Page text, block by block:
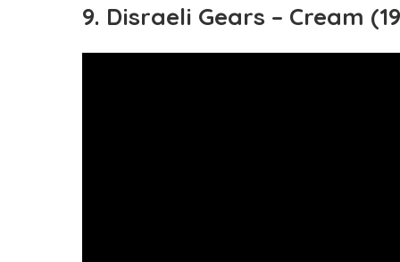
9. Disraeli Gears – Cream